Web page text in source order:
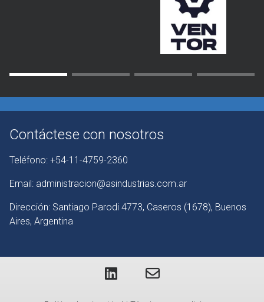
Contáctese con nosotros
Teléfono: +54-11-4759-2360
Email: administracion@asindustrias.com.ar
Dirección: Santiago Parodi 4773, Caseros (1678), Buenos
Aires, Argentina